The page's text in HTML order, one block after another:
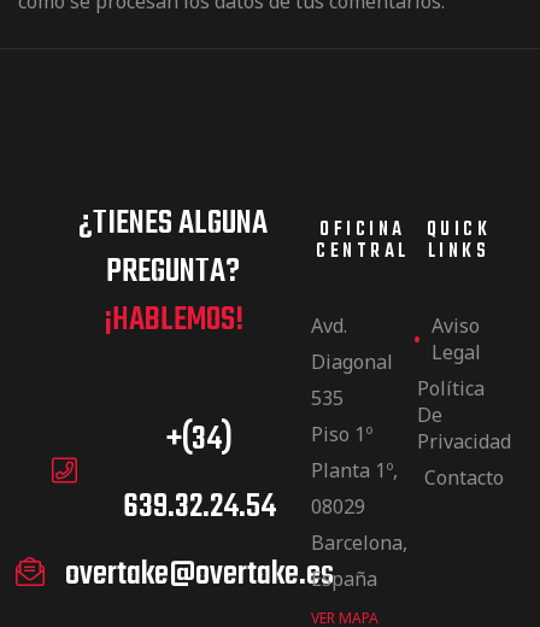
¿TIENES ALGUNA
PREGUNTA?
¡HABLEMOS!
+(34)
639.32.24.54
overtake@overtake.es
OFICINA
CENTRAL
Avd.
Diagonal
535
Piso 1º
Planta 1º,
08029
Barcelona,
España
VER MAPA
QUICK
LINKS
Aviso
Legal
Política
De
Privacidad
Contacto